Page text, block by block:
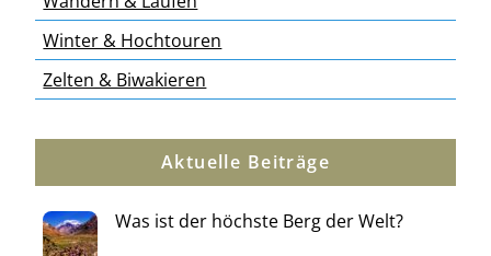
Winter & Hochtouren
Zelten & Biwakieren
Aktuelle Beiträge
Was ist der höchste Berg der Welt?